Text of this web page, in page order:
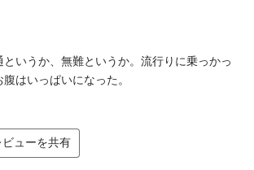
いうか、無難というか。流行りに乗っかっ
はいっぱいになった。
ビューを共有